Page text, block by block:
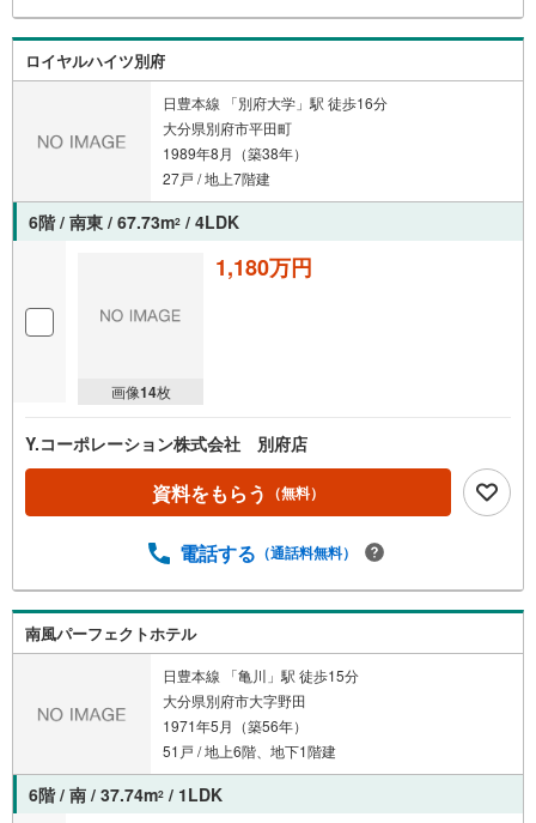
ロイヤルハイツ別府
日豊本線 「別府大学」駅 徒歩16分
大分県別府市平田町
1989年8月（築38年）
27戸 / 地上7階建
6階 / 南東 / 67.73m2 / 4LDK
画像14枚
1,180万円
Y.コーポレーション株式会社 別府店
資料をもらう （無料）
電話する （通話料無料）
南風パーフェクトホテル
日豊本線 「亀川」駅 徒歩15分
大分県別府市大字野田
1971年5月（築56年）
51戸 / 地上6階、地下1階建
6階 / 南 / 37.74m2 / 1LDK